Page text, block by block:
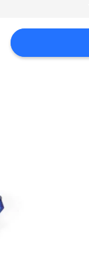
연
인